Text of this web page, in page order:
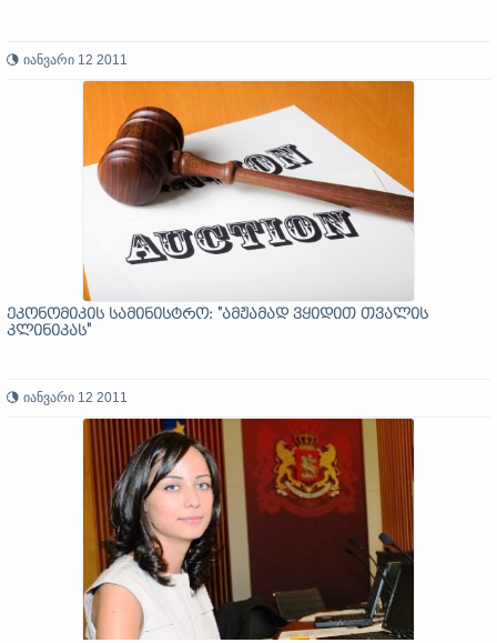
იანვარი 12 2011
ეკონომიკის სამინისტრო: "ამჟამად ვყიდით თვალის
კლინიკას"
იანვარი 12 2011